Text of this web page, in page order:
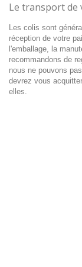
Le transport de
Les colis sont
réception de votre
l'emballage, la
recommandons de
nous ne pouvons
devrez vous
elles.